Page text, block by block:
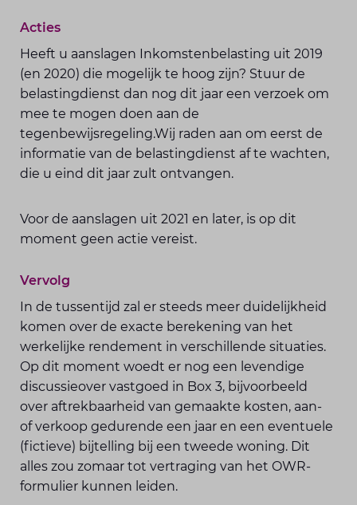
Acties
Heeft u aanslagen Inkomstenbelasting uit 2019
(en 2020) die mogelijk te hoog zijn? Stuur de
belastingdienst dan nog dit jaar een verzoek om
mee te mogen doen aan de
tegenbewijsregeling.Wij raden aan om eerst de
informatie van de belastingdienst af te wachten,
die u eind dit jaar zult ontvangen.
Voor de aanslagen uit 2021 en later, is op dit
moment geen actie vereist.
Vervolg
In de tussentijd zal er steeds meer duidelijkheid
komen over de exacte berekening van het
werkelijke rendement in verschillende situaties.
Op dit moment woedt er nog een levendige
discussieover vastgoed in Box 3, bijvoorbeeld
over aftrekbaarheid van gemaakte kosten, aan-
of verkoop gedurende een jaar en een eventuele
(fictieve) bijtelling bij een tweede woning. Dit
alles zou zomaar tot vertraging van het OWR-
formulier kunnen leiden.